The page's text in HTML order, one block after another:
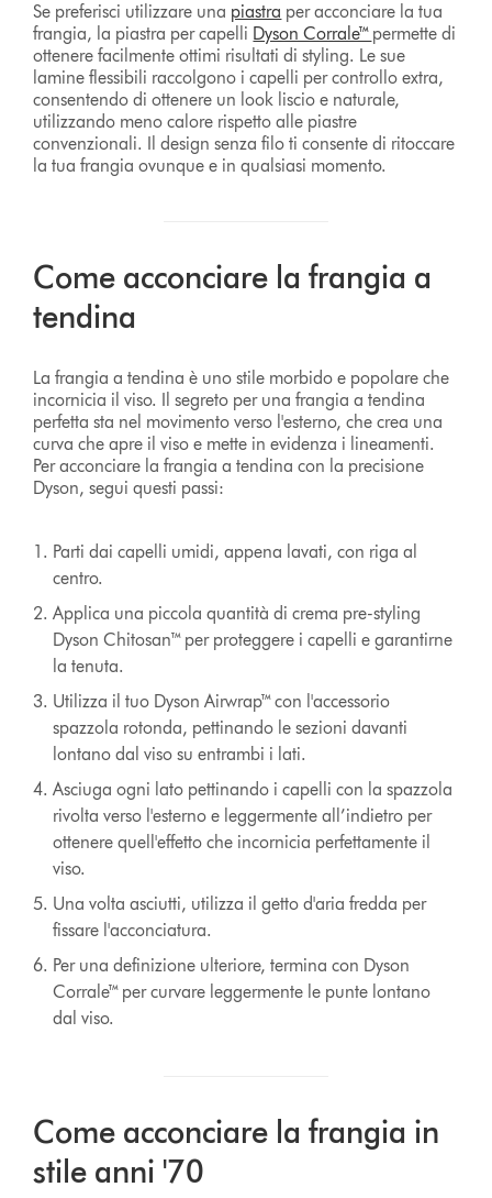
Se preferisci utilizzare una piastra per acconciare la tua
frangia, la piastra per capelli Dyson Corrale™ permette di
ottenere facilmente ottimi risultati di styling. Le sue
lamine flessibili raccolgono i capelli per controllo extra,
consentendo di ottenere un look liscio e naturale,
utilizzando meno calore rispetto alle piastre
convenzionali. Il design senza filo ti consente di ritoccare
la tua frangia ovunque e in qualsiasi momento.
Come acconciare la frangia a
tendina
La frangia a tendina è uno stile morbido e popolare che
incornicia il viso. Il segreto per una frangia a tendina
perfetta sta nel movimento verso l'esterno, che crea una
curva che apre il viso e mette in evidenza i lineamenti.
Per acconciare la frangia a tendina con la precisione
Dyson, segui questi passi:
Parti dai capelli umidi, appena lavati, con riga al
centro.
Applica una piccola quantità di crema pre-styling
Dyson Chitosan™ per proteggere i capelli e garantirne
la tenuta.
Utilizza il tuo Dyson Airwrap™ con l'accessorio
spazzola rotonda, pettinando le sezioni davanti
lontano dal viso su entrambi i lati.
Asciuga ogni lato pettinando i capelli con la spazzola
rivolta verso l'esterno e leggermente all’indietro per
ottenere quell'effetto che incornicia perfettamente il
viso.
Una volta asciutti, utilizza il getto d'aria fredda per
fissare l'acconciatura.
Per una definizione ulteriore, termina con Dyson
Corrale™ per curvare leggermente le punte lontano
dal viso.
Come acconciare la frangia in
stile anni '70